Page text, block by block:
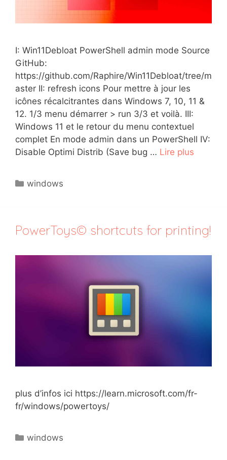
I: Win11Debloat PowerShell admin mode Source
GitHub:
https://github.com/Raphire/Win11Debloat/tree/m
aster II: refresh icons Pour mettre à jour les
icônes récalcitrantes dans Windows 7, 10, 11 &
12. 1/3 menu démarrer > run 3/3 et voilà. III:
Windows 11 et le retour du menu contextuel
complet En mode admin dans un PowerShell IV:
Disable Optimi Distrib (Save bug … Lire plus
Catégories
windows
PowerToys© shortcuts for printing!
plus d’infos ici https://learn.microsoft.com/fr-
fr/windows/powertoys/
Catégories
windows